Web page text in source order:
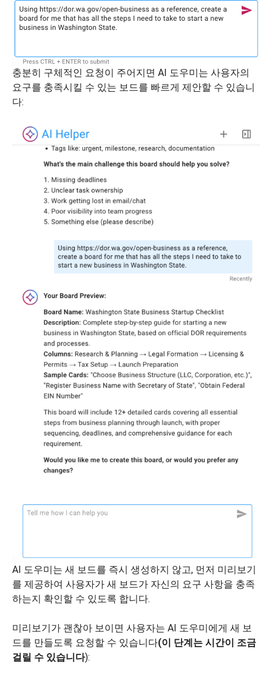
충분히 구체적인 요청이 주어지면 AI 도우미는 사용자의
요구를 충족시킬 수 있는 보드를 빠르게 제안할 수 있습니
다:
AI 도우미는 새 보드를 즉시 생성하지 않고, 먼저 미리보기
를 제공하여 사용자가 새 보드가 자신의 요구 사항을 충족
하는지 확인할 수 있도록 합니다.
미리보기가 괜찮아 보이면 사용자는 AI 도우미에게 새 보
드를 만들도록 요청할 수 있습니다(이 단계는 시간이 조금
걸릴 수 있습니다):